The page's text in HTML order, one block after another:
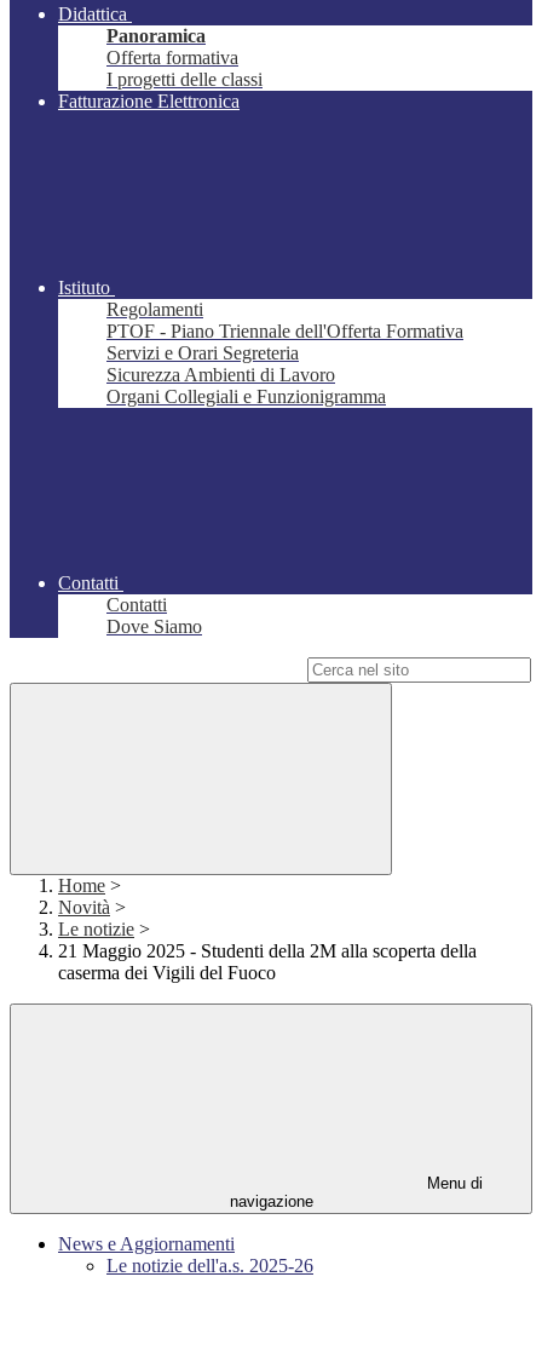
Didattica
Panoramica
Offerta formativa
I progetti delle classi
Fatturazione Elettronica
Istituto
Regolamenti
PTOF - Piano Triennale dell'Offerta Formativa
Servizi e Orari Segreteria
Sicurezza Ambienti di Lavoro
Organi Collegiali e Funzionigramma
Contatti
Contatti
Dove Siamo
Home >
Novità >
Le notizie >
21 Maggio 2025 - Studenti della 2M alla scoperta della
caserma dei Vigili del Fuoco
Menu di
navigazione
News e Aggiornamenti
Le notizie dell'a.s. 2025-26